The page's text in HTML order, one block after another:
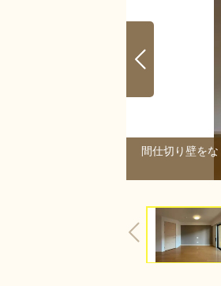
間仕切り壁を